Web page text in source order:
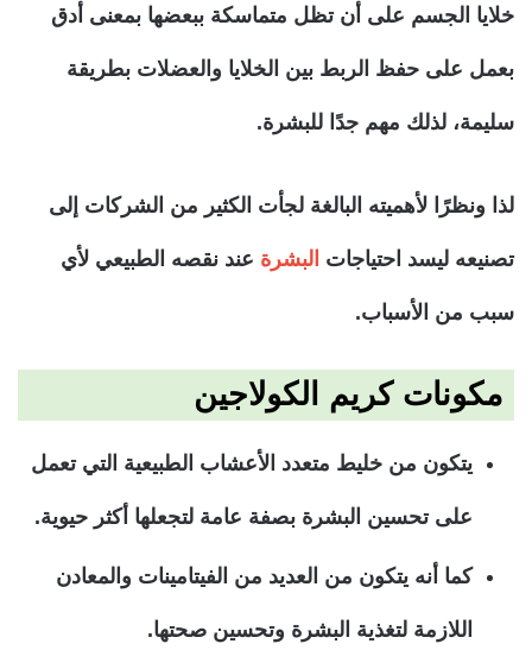
خلايا الجسم على أن تظل متماسكة ببعضها بمعنى أدق
بعمل على حفظ الربط بين الخلايا والعضلات بطريقة
سليمة، لذلك مهم جدًا للبشرة.
لذا ونظرًا لأهميته البالغة لجأت الكثير من الشركات إلى
تصنيعه ليسد احتياجات البشرة عند نقصه الطبيعي لأي
سبب من الأسباب.
مكونات كريم الكولاجين
يتكون من خليط متعدد الأعشاب الطبيعية التي تعمل
على تحسين البشرة بصفة عامة لتجعلها أكثر حيوية.
كما أنه يتكون من العديد من الفيتامينات والمعادن
اللازمة لتغذية البشرة وتحسين صحتها.